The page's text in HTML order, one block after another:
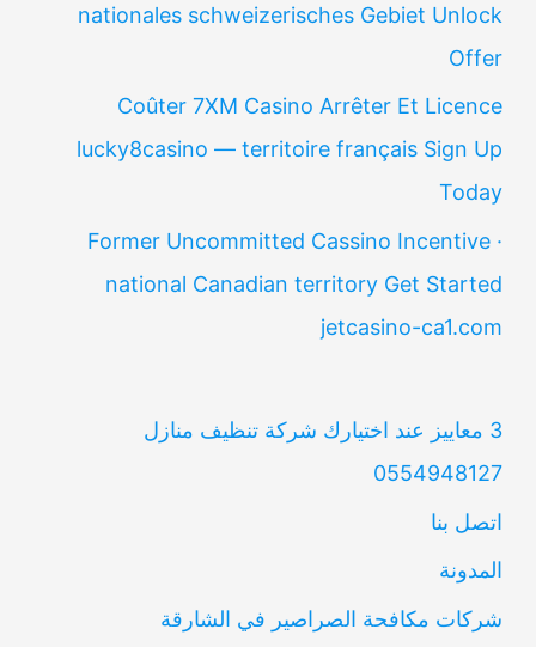
nationales schweizerisches Gebiet Unlock
Offer
Coûter 7XM Casino Arrêter Et Licence
lucky8casino — territoire français Sign Up
Today
Former Uncommitted Cassino Incentive ·
national Canadian territory Get Started
jetcasino-ca1.com
3 معاييز عند اختيارك شركة تنظيف منازل
0554948127
اتصل بنا
المدونة
شركات مكافحة الصراصير في الشارقة